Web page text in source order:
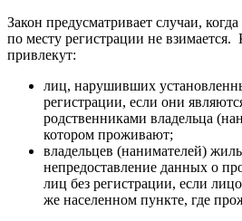
Закон предусматривает случаи,
по месту регистрации не взимается.
привлекут:
лиц, нарушивших
регистрации, если они
родственниками владельца
котором проживают;
владельцев (нанимателей)
непредоставление данных о
лиц без регистрации, если
же населенном пункте, где